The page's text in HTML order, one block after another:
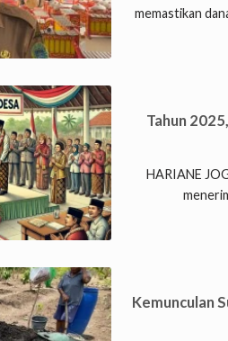
memastikan
Tahun
HARIANE
Kemunculan